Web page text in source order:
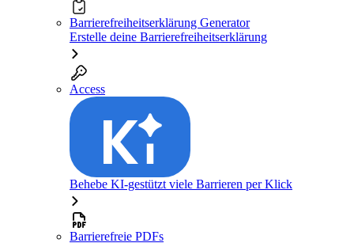
Barrierefreiheitserklärung Generator
Erstelle deine Barrierefreiheitserklärung
Access
Behebe KI-gestützt viele Barrieren per Klick
Barrierefreie PDFs